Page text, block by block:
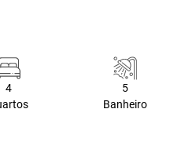
4
5
Banheiro